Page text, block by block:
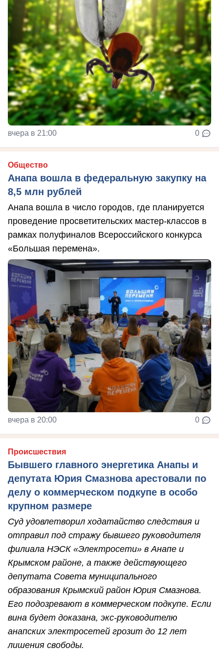
вчера в 21:00 0
Общество
Анапа вошла в федеральную закупку на
8,5 млн рублей
Анапа вошла в число городов, где планируется
проведение просветительских мастер-классов в
рамках полуфиналов Всероссийского конкурса
«Большая перемена».
вчера в 20:00 0
Происшествия
Бывшего главного энергетика Анапы и
депутата Юрия Смазнова арестовали по
делу о коммерческом подкупе в особо
крупном размере
Суд удовлетворил ходатайство следствия и
отправил под стражу бывшего руководителя
филиала НЭСК «Электросети» в Анапе и
Крымском районе, а также действующего
депутата Совета муниципального
образования Крымский район Юрия Смазнова.
Его подозревают в коммерческом подкупе. Если
вина будет доказана, экс-руководителю
анапских электросетей грозит до 12 лет
лишения свободы.